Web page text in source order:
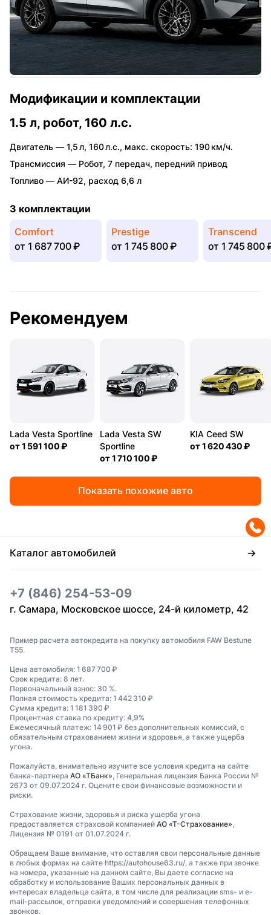
Модификации и комплектации
1.5 л, робот, 160 л.с.
Двигатель — 1,5 л, 160 л.с., макс. скорость: 190 км/ч.
Трансмиссия — Робот, 7 передач, передний привод
Топливо — АИ-92, расход 6,6 л
3 комплектации
Comfort
от 1 687 700 ₽
Prestige
от 1 745 800 ₽
Transcend
от 1 745 800
Рекомендуем
Lada Vesta Sportline
от1 591 100 ₽
Lada Vesta SW
Sportline
от1 710 100 ₽
KIA Ceed SW
от1 620 430 ₽
Показать похожие авто
Каталог автомобилей
+7 (846) 254-53-09
г. Самара, Московское шоссе, 24-й километр, 42
Пример расчета автокредита на покупку автомобиля FAW Bestune
T55.
Цена автомобиля: 1 687 700 ₽
Срок кредита: 8 лет.
Первоначальный взнос: 30 %.
Полная стоимость кредита: 1 442 310 ₽
Сумма кредита: 1 181 390 ₽
Процентная ставка по кредиту: 4,9%
Ежемесячный платеж: 14 901 ₽ без дополнительных комиссий, с
обязательным страхованием жизни и здоровья, а также ущерба
угона.
Пожалуйста, внимательно изучите все условия кредита на сайте
банка-партнера АО «ТБанк» , Генеральная лицензия Банка России №
2673 от 09.07.2024 г. Оцените свои финансовые возможности и
риски.
Страхование жизни, здоровья и риска ущерба угона
предоставляется страховой компанией АО «Т-Страхование»
Лицензия № 0191 от 01.07.2024 г.
Обращаем Ваше внимание, что оставляя свои персональные данные
в любых формах на сайте https://autohouse63.ru/, а также при звонке
на номера, указанные на данном сайте, Вы даете согласие на
обработку и использование Ваших персональных данных в
интересах владельца сайта, в том числе для реализации sms- и e-
mail-рассылок, отправки уведомлений и совершения телефонных
звонков.